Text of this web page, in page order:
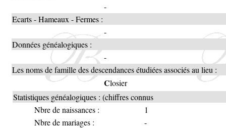
-
Ecarts - Hameaux - Fermes :
-
Données généalogiques :
-
Les noms de famille des descendances étudiées associés au lieu :
Closier
Statistiques généalogiques : (chiffres connus
Nbre de naissances :
1
Nbre de mariages :
-